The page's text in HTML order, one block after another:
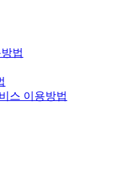
법
스 이용방법